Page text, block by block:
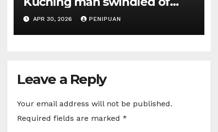
RM415,000 in Haj permits,
APR 30, 2026 PENIPUAN
Leave a Reply
Your email address will not be published.
Required fields are marked *